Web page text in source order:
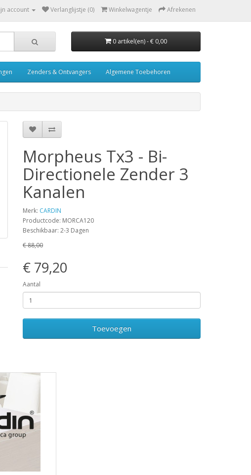
account Verlanglijstje (0) Winkelwagentje Afrekenen
0 artikel(en) - € 0,00
Zenders & Ontvangers Algemene Toebehoren
Morpheus Tx3 - Bi-
Directionele Zender 3
Kanalen
Merk: CARDIN
Productcode: MORCA120
Beschikbaar: 2-3 Dagen
€ 88,00
€ 79,20
Aantal
Toevoegen